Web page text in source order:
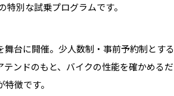
特別な試乗プログラムです。
台に開催。少人数制・事前予約制とする
ンドのもと、バイクの性能を確かめるだ
徴です。